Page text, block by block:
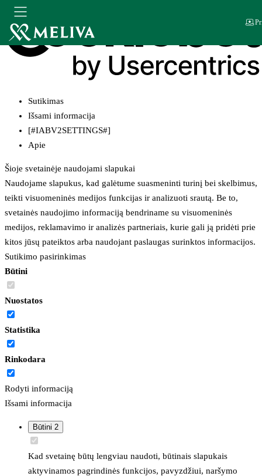
Sutikimas
Išsami informacija
[#IABV2SETTINGS#]
Apie
Šioje svetainėje naudojami slapukai
Naudojame slapukus, kad galėtume suasmeninti turinį bei skelbimus,
teikti visuomeninės medijos funkcijas ir analizuoti srautą. Be to,
svetainės naudojimo informaciją bendriname su visuomeninės
medijos, reklamavimo ir analizės partneriais, kurie gali ją pridėti prie
kitos jūsų pateiktos arba naudojant paslaugas surinktos informacijos.
Sutikimo pasirinkimas
Būtini
Nuostatos
Statistika
Rinkodara
Rodyti informaciją
Išsami informacija
Būtini 2
Kad svetainę būtų lengviau naudoti, būtinais slapukais
aktyvinamos pagrindinės funkcijos, pavyzdžiui, naršymo